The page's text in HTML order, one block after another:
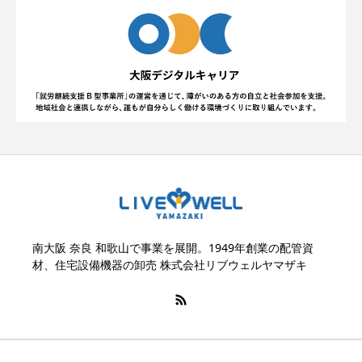
南大阪 奈良 和歌山で事業を展開。1949年創業の配管資
材、住宅設備機器の卸売 株式会社リブウェルヤマザキ